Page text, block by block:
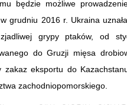
będzie możliwe
grudniu 2016 r. Ukraina
grypy ptaków, od
do Gruzji mięsa
zakaz eksportu do
zachodniopomorskiego.